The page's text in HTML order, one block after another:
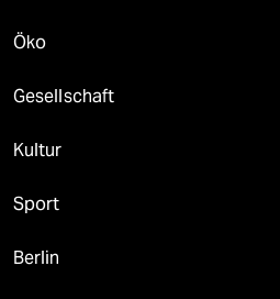
Öko
Gesellschaft
Kultur
Sport
Berlin